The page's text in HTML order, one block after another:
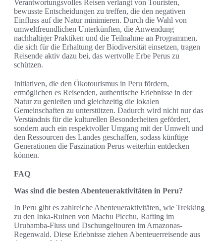
Verantwortungsvolles Reisen verlangt von Touristen,
bewusste Entscheidungen zu treffen, die den negativen
Einfluss auf die Natur minimieren. Durch die Wahl von
umweltfreundlichen Unterkünften, die Anwendung
nachhaltiger Praktiken und die Teilnahme an Programmen,
die sich für die Erhaltung der Biodiversität einsetzen, tragen
Reisende aktiv dazu bei, das wertvolle Erbe Perus zu
schützen.
Initiativen, die den Ökotourismus in Peru fördern,
ermöglichen es Reisenden, authentische Erlebnisse in der
Natur zu genießen und gleichzeitig die lokalen
Gemeinschaften zu unterstützen. Dadurch wird nicht nur das
Verständnis für die kulturellen Besonderheiten gefördert,
sondern auch ein respektvoller Umgang mit der Umwelt und
den Ressourcen des Landes geschaffen, sodass künftige
Generationen die Faszination Perus weiterhin entdecken
können.
FAQ
Was sind die besten Abenteueraktivitäten in Peru?
In Peru gibt es zahlreiche Abenteueraktivitäten, wie Trekking
zu den Inka-Ruinen von Machu Picchu, Rafting im
Urubamba-Fluss und Dschungeltouren im Amazonas-
Regenwald. Diese Erlebnisse ziehen Abenteuerreisende aus